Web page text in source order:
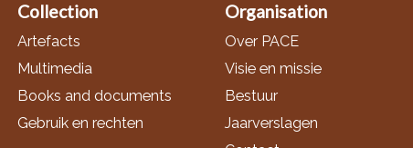
Collection
Artefacts
Multimedia
Books and documents
Gebruik en rechten
Organisation
Over PACE
Visie en missie
Bestuur
Jaarverslagen